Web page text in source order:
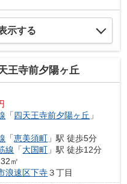
示する
王寺前夕陽ヶ丘
「四天王寺前夕陽ヶ丘 」
「恵美須町 」駅 徒歩5分
線 「大国町 」駅 徒歩12分
㎡
浪速区下寺３丁目